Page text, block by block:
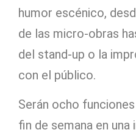
humor escénico,
de las micro-obras
del stand-up o la
con el público.
Serán ocho
fin de semana en una